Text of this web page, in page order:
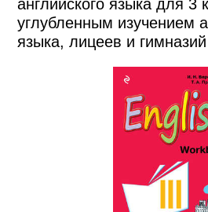
английского языка для 3
углубленным изучением
языка, лицеев и гимназий